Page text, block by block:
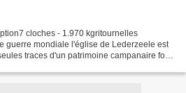
cloches - 1.970 kgritournelles
guerre mondiale l'église de Lederzeele est
traces d'un patrimoine campanaire font